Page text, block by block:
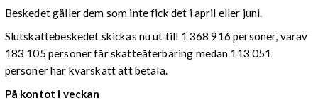
Beskedet gäller dem som inte fick det i april eller juni.
Slutskattebeskedet skickas nu ut till 1 368 916 personer, varav
183 105 personer får skatteåterbäring medan 113 051
personer har kvarskatt att betala.
På kontot i veckan